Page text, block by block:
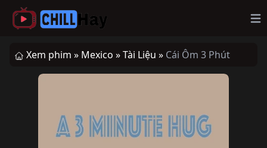
Xem phim » Mexico »Tài Liệu » Cái Ôm 3 Phút